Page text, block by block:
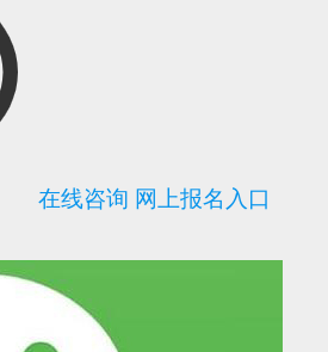
网络警察提醒你 诚信网站
在线咨询 网上报名入口